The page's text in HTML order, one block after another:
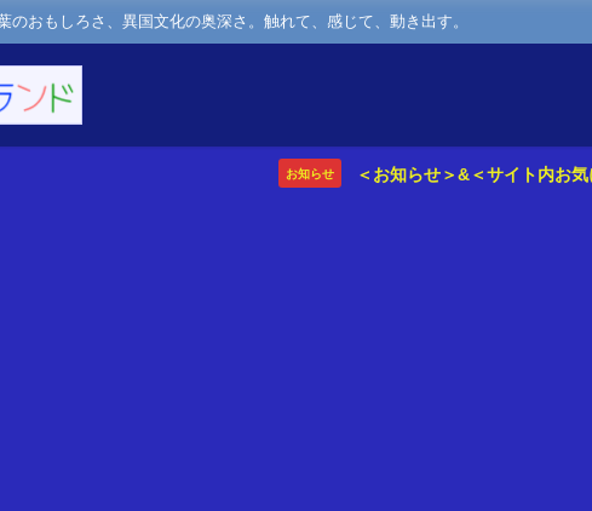
のおもしろさ、異国文化の奥深さ。触れて、感じて、動き出す。
お知らせ ＜お知らせ＞&＜サイト内お